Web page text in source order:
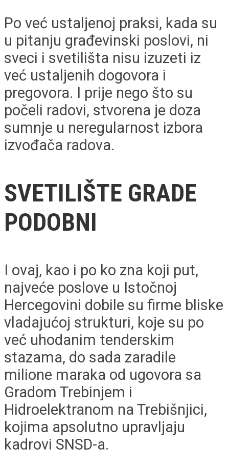
Po već ustaljenoj praksi, kada su
u pitanju građevinski poslovi, ni
sveci i svetilišta nisu izuzeti iz
već ustaljenih dogovora i
pregovora. I prije nego što su
počeli radovi, stvorena je doza
sumnje u neregularnost izbora
izvođača radova.
SVETILIŠTE GRADE
PODOBNI
I ovaj, kao i po ko zna koji put,
najveće poslove u Istočnoj
Hercegovini dobile su firme bliske
vladajućoj strukturi, koje su po
već uhodanim tenderskim
stazama, do sada zaradile
milione maraka od ugovora sa
Gradom Trebinjem i
Hidroelektranom na Trebišnjici,
kojima apsolutno upravljaju
kadrovi SNSD-a.